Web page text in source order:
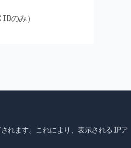
のみ）
れます。これにより、表示されるIPア